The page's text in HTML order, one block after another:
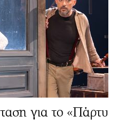
για το «Πάρτυ